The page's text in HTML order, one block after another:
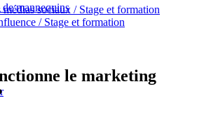
mannequins
sociaux / Stage et formation
/ Stage et formation
le marketing